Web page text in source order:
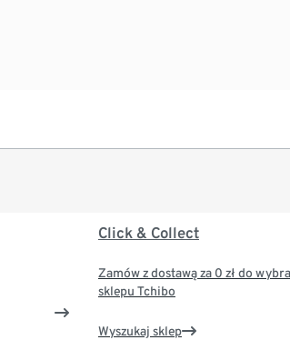
Click & Collect
Zamów z dostawą za 0 zł do
sklepu Tchibo
Wyszukaj sklep